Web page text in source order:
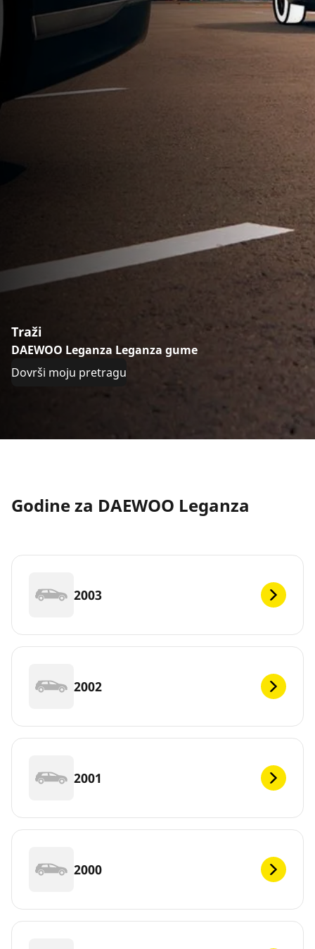
Traži
DAEWOO Leganza Leganza gume
Dovrši moju pretragu
Godine za DAEWOO Leganza
2003
2002
2001
2000